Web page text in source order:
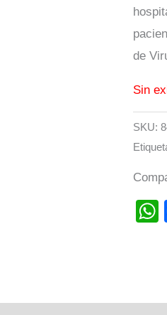
de
Sin
SKU: